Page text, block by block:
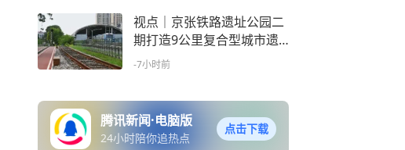
视点｜京张铁路遗址公园二
期打造9公里复合型城市遗
址绿廊
-7小时前
腾讯新闻·电脑版
24小时陪你追热点
点击下载